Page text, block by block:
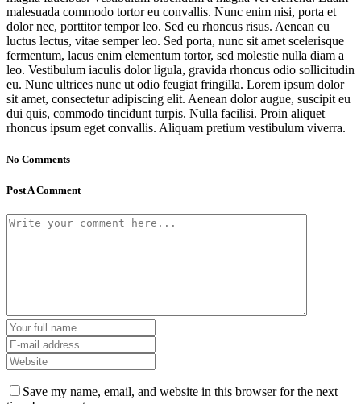
malesuada commodo tortor eu convallis. Nunc enim nisi, porta et
dolor nec, porttitor tempor leo. Sed eu rhoncus risus. Aenean eu
luctus lectus, vitae semper leo. Sed porta, nunc sit amet scelerisque
fermentum, lacus enim elementum tortor, sed molestie nulla diam a
leo. Vestibulum iaculis dolor ligula, gravida rhoncus odio sollicitudin
eu. Nunc ultrices nunc ut odio feugiat fringilla. Lorem ipsum dolor
sit amet, consectetur adipiscing elit. Aenean dolor augue, suscipit eu
dui quis, commodo tincidunt turpis. Nulla facilisi. Proin aliquet
rhoncus ipsum eget convallis. Aliquam pretium vestibulum viverra.
No Comments
Post A Comment
Save my name, email, and website in this browser for the next